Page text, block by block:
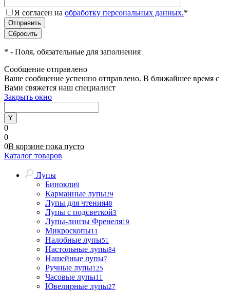
Я согласен на обработку персональных данных.*
* - Поля, обязательные для заполнения
Сообщение отправлено
Ваше сообщение успешно отправлено. В ближайшее время с
Вами свяжется наш специалист
Закрыть окно
0
0
0В корзине пока пусто
Каталог товаров
Лупы
Бинокли9
Карманные лупы29
Лупы для чтения48
Лупы с подсветкой3
Лупы-линзы Френеля19
Микроскопы11
Налобные лупы51
Настольные лупы84
Нашейные лупы7
Ручные лупы125
Часовые лупы11
Ювелирные лупы27